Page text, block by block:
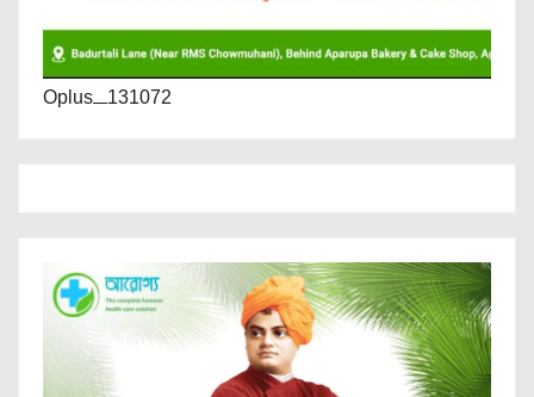
Oplus_131072